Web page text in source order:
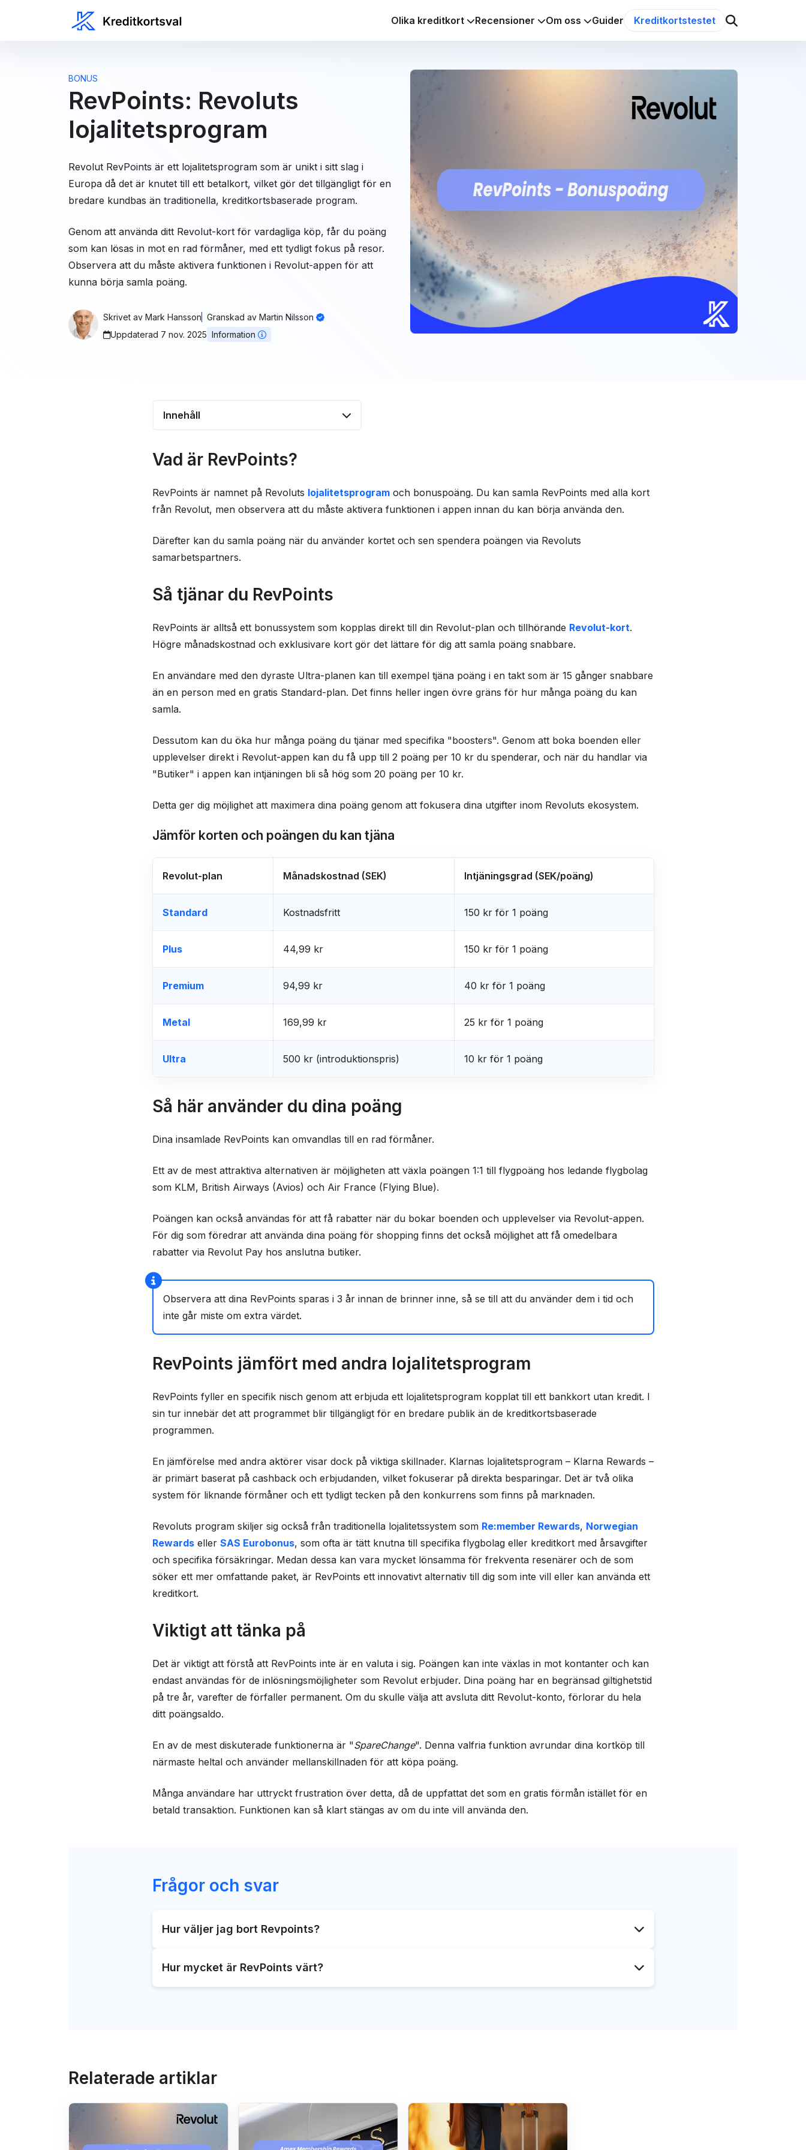
Olika kreditkort Recensioner Om oss Guider Kreditkortstestet
BONUS
RevPoints: Revoluts
lojalitetsprogram
Revolut RevPoints är ett lojalitetsprogram som är unikt i sitt slag i
Europa då det är knutet till ett betalkort, vilket gör det tillgängligt för en
bredare kundbas än traditionella, kreditkortsbaserade program.
Genom att använda ditt Revolut-kort för vardagliga köp, får du poäng
som kan lösas in mot en rad förmåner, med ett tydligt fokus på resor.
Observera att du måste aktivera funktionen i Revolut-appen för att
kunna börja samla poäng.
Skrivet av Mark Hansson Granskad av Martin Nilsson
Uppdaterad 7 nov. 2025 Information
Innehåll
Så tjänar du RevPoints
Så här använder du dina poäng
RevPoints jämfört med andra
Viktigt att tänka på
Vad är RevPoints?
RevPoints är namnet på Revoluts lojalitetsprogramoch bonuspoäng. Du kan samla RevPoints med alla kort
från Revolut, men observera att du måste aktivera funktionen i appen innan du kan börja använda den.
Därefter kan du samla poäng när du använder kortet och sen spendera poängen via Revoluts
samarbetspartners.
Så tjänar du RevPoints
RevPoints är alltså ett bonussystem som kopplas direkt till din Revolut-plan och tillhörande Revolut-kort.
Högre månadskostnad och exklusivare kort gör det lättare för dig att samla poäng snabbare.
En användare med den dyraste Ultra-planen kan till exempel tjäna poäng i en takt som är 15 gånger snabbare
än en person med en gratis Standard-plan. Det finns heller ingen övre gräns för hur många poäng du kan
samla.
Dessutom kan du öka hur många poäng du tjänar med specifika "boosters". Genom att boka boenden eller
upplevelser direkt i Revolut-appen kan du få upp till 2 poäng per 10 kr du spenderar, och när du handlar via
"Butiker" i appen kan intjäningen bli så hög som 20 poäng per 10 kr.
Detta ger dig möjlighet att maximera dina poäng genom att fokusera dina utgifter inom Revoluts ekosystem.
Jämför korten och poängen du kan tjäna
Revolut-plan Månadskostnad (SEK) Intjäningsgrad (SEK/poäng)
Standard Kostnadsfritt 150 kr för 1 poäng
Plus 44,99 kr 150 kr för 1 poäng
Premium 94,99 kr 40 kr för 1 poäng
Metal 169,99 kr 25 kr för 1 poäng
Ultra 500 kr (introduktionspris) 10 kr för 1 poäng
Så här använder du dina poäng
Dina insamlade RevPoints kan omvandlas till en rad förmåner.
Ett av de mest attraktiva alternativen är möjligheten att växla poängen 1:1 till flygpoäng hos ledande flygbolag
som KLM, British Airways (Avios) och Air France (Flying Blue).
Poängen kan också användas för att få rabatter när du bokar boenden och upplevelser via Revolut-appen.
För dig som föredrar att använda dina poäng för shopping finns det också möjlighet att få omedelbara
rabatter via Revolut Pay hos anslutna butiker.
Observera att dina RevPoints sparas i 3 år innan de brinner inne, så se till att du använder dem i tid och
inte går miste om extra värdet.
RevPoints jämfört med andra lojalitetsprogram
RevPoints fyller en specifik nisch genom att erbjuda ett lojalitetsprogram kopplat till ett bankkort utan kredit. I
sin tur innebär det att programmet blir tillgängligt för en bredare publik än de kreditkortsbaserade
programmen.
En jämförelse med andra aktörer visar dock på viktiga skillnader. Klarnas lojalitetsprogram – Klarna Rewards –
är primärt baserat på cashback och erbjudanden, vilket fokuserar på direkta besparingar. Det är två olika
system för liknande förmåner och ett tydligt tecken på den konkurrens som finns på marknaden.
Revoluts program skiljer sig också från traditionella lojalitetssystem som Re:member Rewards, Norwegian
Rewardseller SAS Eurobonus, som ofta är tätt knutna till specifika flygbolag eller kreditkort med årsavgifter
och specifika försäkringar. Medan dessa kan vara mycket lönsamma för frekventa resenärer och de som
söker ett mer omfattande paket, är RevPoints ett innovativt alternativ till dig som inte vill eller kan använda ett
kreditkort.
Viktigt att tänka på
Det är viktigt att förstå att RevPoints inte är en valuta i sig. Poängen kan inte växlas in mot kontanter och kan
endast användas för de inlösningsmöjligheter som Revolut erbjuder. Dina poäng har en begränsad giltighetstid
på tre år, varefter de förfaller permanent. Om du skulle välja att avsluta ditt Revolut-konto, förlorar du hela
ditt poängsaldo.
En av de mest diskuterade funktionerna är "SpareChange". Denna valfria funktion avrundar dina kortköp till
närmaste heltal och använder mellanskillnaden för att köpa poäng.
Många användare har uttryckt frustration över detta, då de uppfattat det som en gratis förmån istället för en
betald transaktion. Funktionen kan så klart stängas av om du inte vill använda den.
Frågor och svar
Hur väljer jag bort Revpoints?
Revolut-tjänster.
Hur mycket är RevPoints värt?
Relaterade artiklar